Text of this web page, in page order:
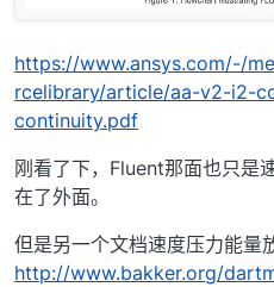
https://www.ansys.com/-/
rcelibrary/article/aa-v2-i2-
continuity.pdf
刚看了下，Fluent那面也只是
在了外面。
但是另一个文档速度压力能量
http://www.bakker.org/